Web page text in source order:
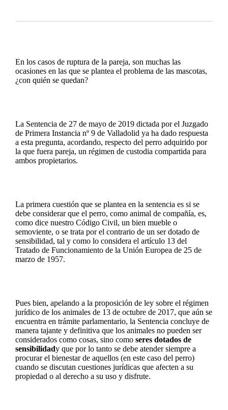
pp
En los casos de ruptura de la pareja, son muchas las
ocasiones en las que se plantea el problema de las mascotas,
¿con quién se quedan?
La Sentencia de 27 de mayo de 2019 dictada por el Juzgado
de Primera Instancia nº 9 de Valladolid ya ha dado respuesta
a esta pregunta, acordando, respecto del perro adquirido por
la que fuera pareja, un régimen de custodia compartida para
ambos propietarios.
La primera cuestión que se plantea en la sentencia es si se
debe considerar que el perro, como animal de compañía, es,
como dice nuestro Código Civil, un bien mueble o
semoviente, o se trata por el contrario de un ser dotado de
sensibilidad, tal y como lo considera el artículo 13 del
Tratado de Funcionamiento de la Unión Europea de 25 de
marzo de 1957.
Pues bien, apelando a la proposición de ley sobre el régimen
jurídico de los animales de 13 de octubre de 2017, que aún se
encuentra en trámite parlamentario, la Sentencia concluye de
manera tajante y definitiva que los animales no pueden ser
considerados como cosas, sino como seres dotados de
sensibilidady que por lo tanto se debe atender siempre a
procurar el bienestar de aquellos (en este caso del perro)
cuando se discutan cuestiones jurídicas que afecten a su
propiedad o al derecho a su uso y disfrute.